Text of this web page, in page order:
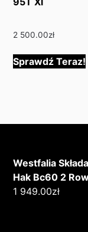
2 500.00zł
Sprawdź Teraz!
Westfalia
Hak Bc60 2
1 949.00zł